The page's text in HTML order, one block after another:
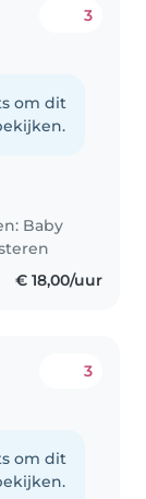
3
om dit
Baby
€ 18,00/uur
3
om dit